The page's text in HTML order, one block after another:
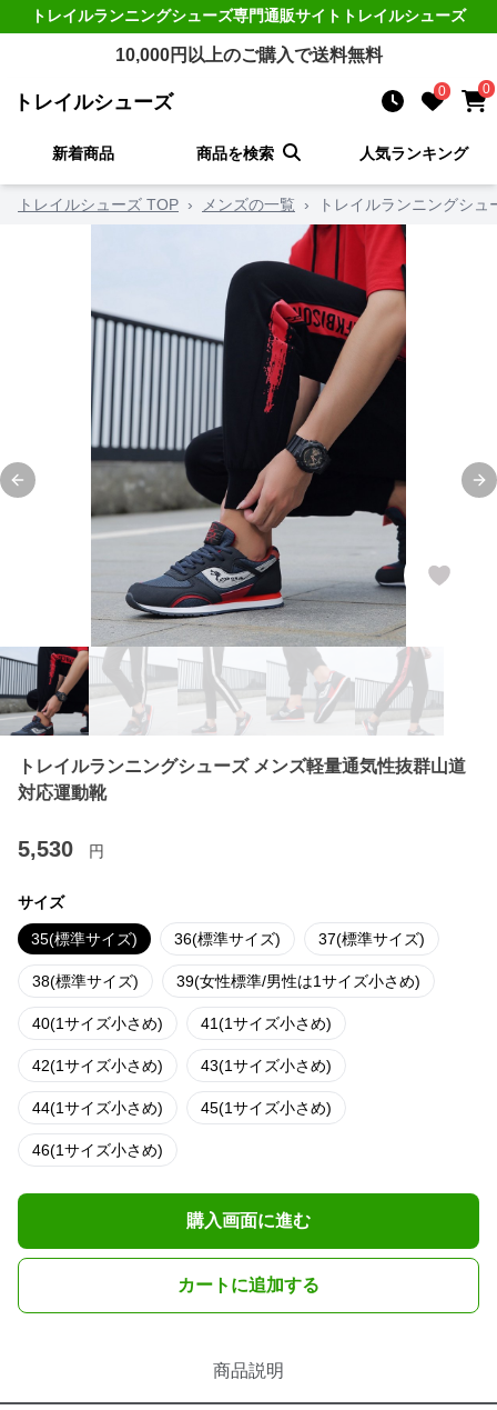
トレイルランニングシューズ専門通販サイト トレイルシューズ
10,000円以上のご購入で送料無料
トレイルシューズ 0 0
新着商品 商品を検索 人気ランキング
トレイルシューズ TOP › メンズの一覧 › トレイルランニングシ
Previous slide
トレイルランニングシューズ メンズ軽量通気性抜群山道
対応運動靴
5,530 円
サイズ
35(標準サイズ) 36(標準サイズ) 37(標準サイズ)
38(標準サイズ) 39(女性標準/男性は1サイズ小さめ)
40(1サイズ小さめ) 41(1サイズ小さめ)
42(1サイズ小さめ) 43(1サイズ小さめ)
44(1サイズ小さめ) 45(1サイズ小さめ)
46(1サイズ小さめ)
購入画面に進む
カートに追加する
商品説明